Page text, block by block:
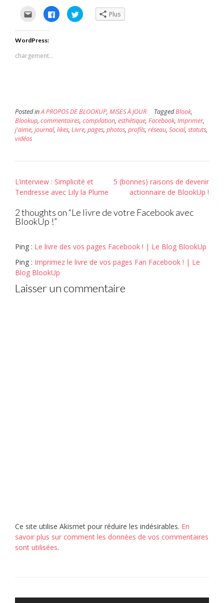
Cliquez
pour
envoyer
par
mail
un
ami(ouvre
Cliquez
pour
partager
Cliquez
pour Plus
WordPress:
chargement…
Posted inA PROPOS DE BLOOKUP, MISES À JOUR TaggedBlook,
Blookup, commentaires, compilation, esthétique, Facebook, Imprimer,
j'aime, journal, likes, Livre, pages, photos, profils, réseau, Social, statuts,
vidéos
Post
navigation
L’interview : Simplicité et
Tendresse avec Lily la Plume
5 (bonnes) raisons de devenir
actionnaire de BlookUp !
2 thoughts on “Le livre de votre Facebook avec
BlookUp !”
Ping : Le livre des vos pages Facebook ! | Le Blog BlookUp
Ping : Imprimez le livre de vos pages Fan Facebook ! | Le
Blog BlookUp
Laisser un commentaire
Ce site utilise Akismet pour réduire les indésirables. En
savoir plus sur comment les données de vos commentaires
sont utilisées.